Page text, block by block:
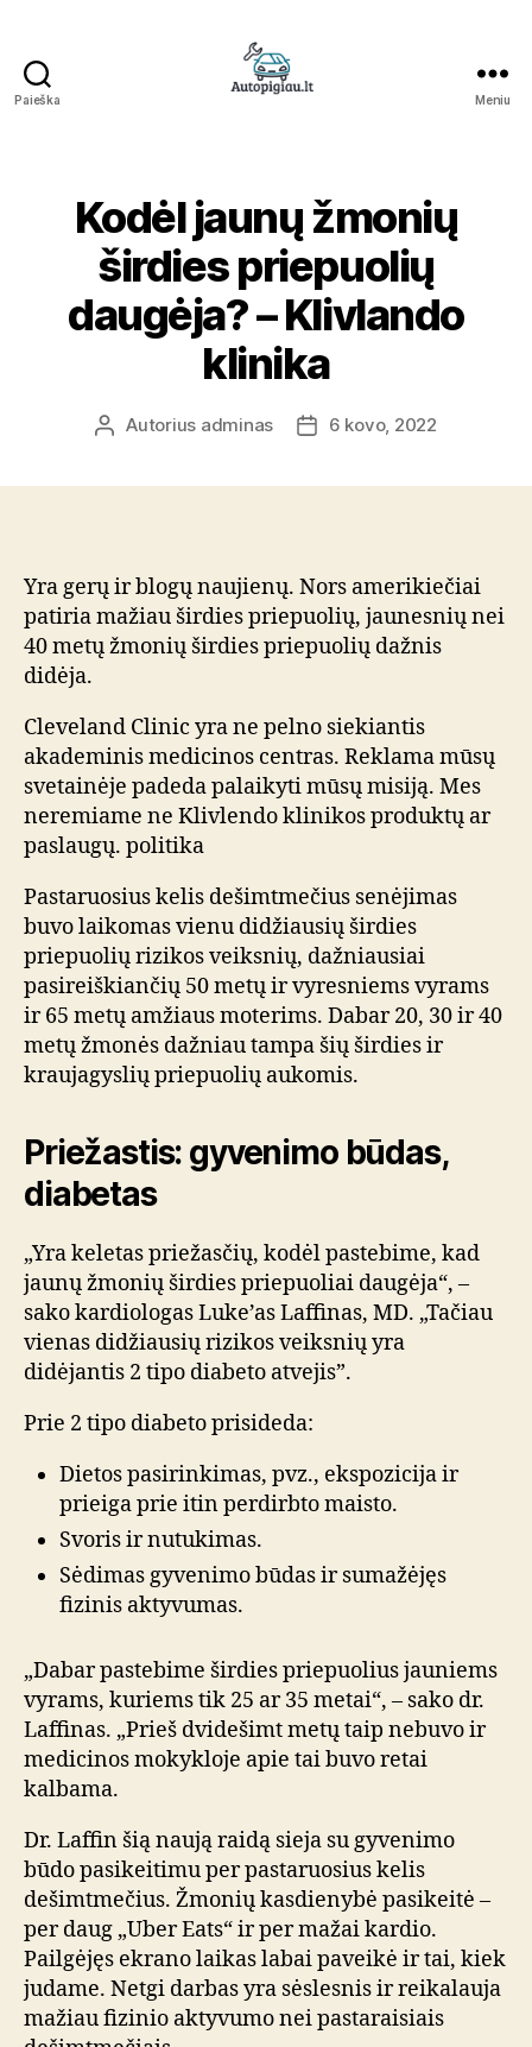
Paieška Meniu
Kodėl jaunų žmonių
širdies priepuolių
daugėja? – Klivlando
klinika
ĮrašoAutorius adminas
Įrašo6 kovo, 2022
Yra gerų ir blogų naujienų. Nors amerikiečiai
patiria mažiau širdies priepuolių, jaunesnių nei
40 metų žmonių širdies priepuolių dažnis
didėja.
Cleveland Clinic yra ne pelno siekiantis
akademinis medicinos centras. Reklama mūsų
svetainėje padeda palaikyti mūsų misiją. Mes
neremiame ne Klivlendo klinikos produktų ar
paslaugų. politika
Pastaruosius kelis dešimtmečius senėjimas
buvo laikomas vienu didžiausių širdies
priepuolių rizikos veiksnių, dažniausiai
pasireiškiančių 50 metų ir vyresniems vyrams
ir 65 metų amžiaus moterims. Dabar 20, 30 ir 40
metų žmonės dažniau tampa šių širdies ir
kraujagyslių priepuolių aukomis.
Priežastis: gyvenimo būdas,
diabetas
„Yra keletas priežasčių, kodėl pastebime, kad
jaunų žmonių širdies priepuoliai daugėja“, –
sako kardiologas Luke’as Laffinas, MD. „Tačiau
vienas didžiausių rizikos veiksnių yra
didėjantis 2 tipo diabeto atvejis”.
Prie 2 tipo diabeto prisideda:
Dietos pasirinkimas, pvz., ekspozicija ir
prieiga prie itin perdirbto maisto.
Svoris ir nutukimas.
Sėdimas gyvenimo būdas ir sumažėjęs
fizinis aktyvumas.
„Dabar pastebime širdies priepuolius jauniems
vyrams, kuriems tik 25 ar 35 metai“, – sako dr.
Laffinas. „Prieš dvidešimt metų taip nebuvo ir
medicinos mokykloje apie tai buvo retai
kalbama.
Dr. Laffin šią naują raidą sieja su gyvenimo
būdo pasikeitimu per pastaruosius kelis
dešimtmečius. Žmonių kasdienybė pasikeitė –
per daug „Uber Eats“ ir per mažai kardio.
Pailgėjęs ekrano laikas labai paveikė ir tai, kiek
judame. Netgi darbas yra sėslesnis ir reikalauja
mažiau fizinio aktyvumo nei pastaraisiais